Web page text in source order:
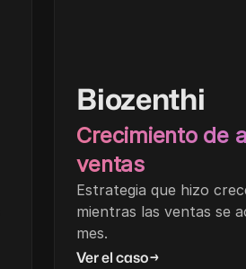
Biozenthi
Crecimiento de
ventas
Estrategia que hizo
mientras las ventas se
mes.
Ver el caso→